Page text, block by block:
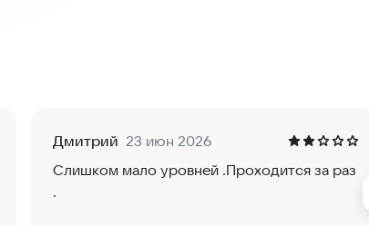
к победе!
машинах на рынке, «Роботная Оружейная
составляющей и глубокой атмосферой, что делает
Дмитрий 23 июн 2026
Слишком мало уровней .Проходится за раз
.